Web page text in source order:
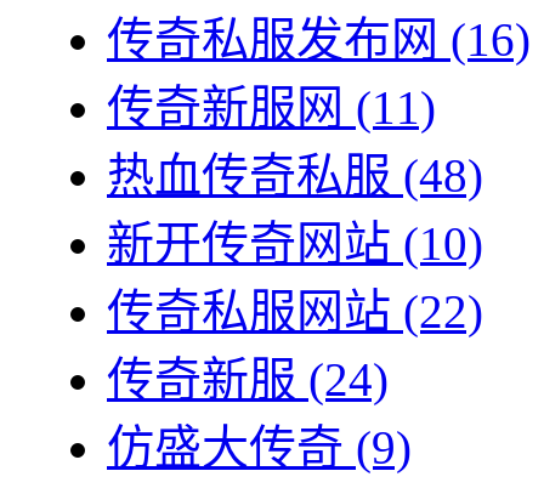
传奇私服发布网 (16)
传奇新服网 (11)
热血传奇私服 (48)
新开传奇网站 (10)
传奇私服网站 (22)
传奇新服 (24)
仿盛大传奇 (9)